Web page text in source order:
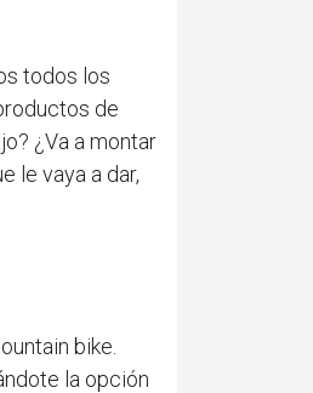
todos los
de
¿Va a montar
le vaya a dar,
bike.
la opción